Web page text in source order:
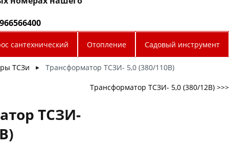
сантехнический Отопление Садовый инструмент
ТСЗи ► Трансформатор ТСЗИ- 5,0 (380/110В)
Трансформатор ТСЗИ- 5,0 (380/12В) >>>
ТСЗИ-